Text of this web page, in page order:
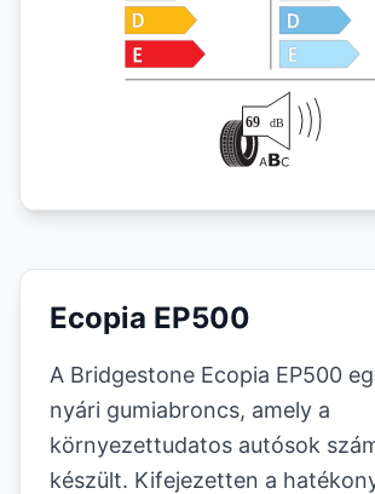
Ecopia EP500
A Bridgestone Ecopia EP500
nyári gumiabroncs, amely a
környezettudatos autósok
készült. Kifejezetten a